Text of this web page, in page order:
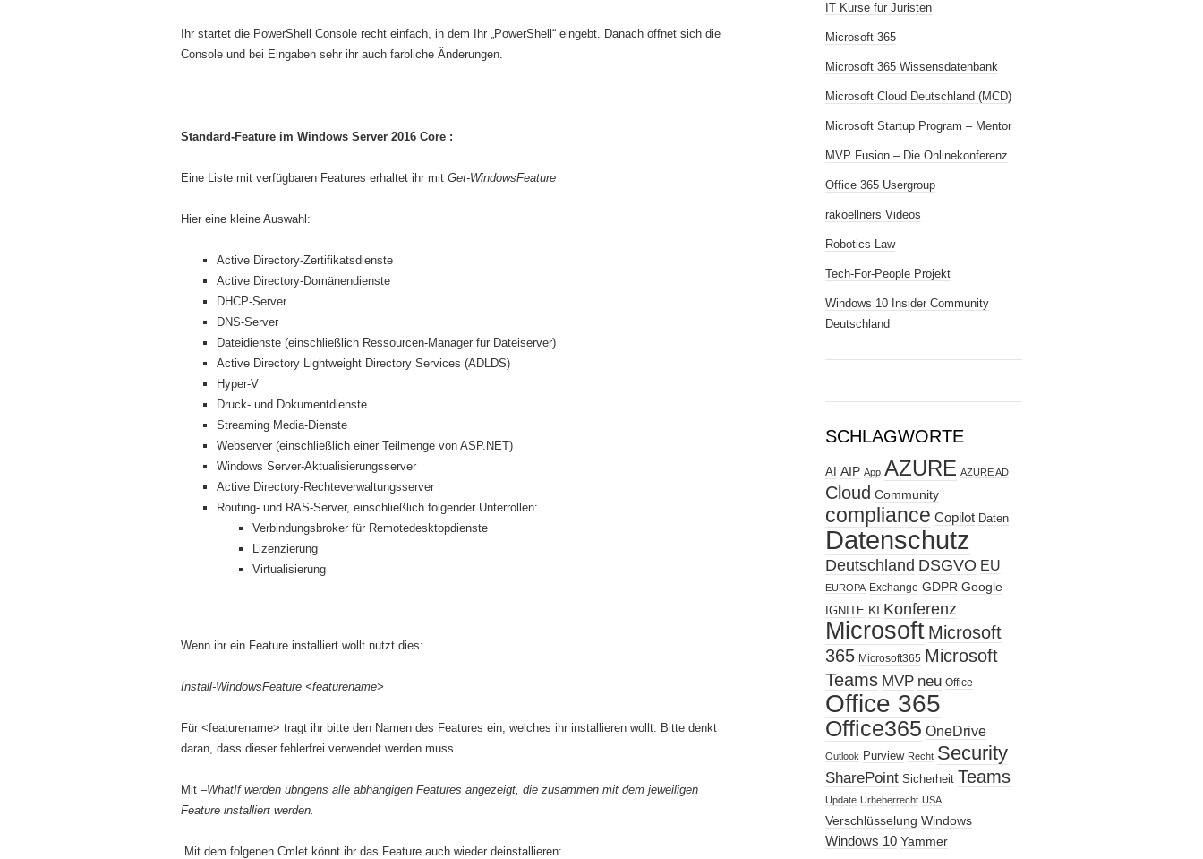
Ihr startet die PowerShell Console recht einfach, in dem Ihr „PowerShell“ eingebt. Danach öffnet sich die
Console und bei Eingaben sehr ihr auch farbliche Änderungen.
Standard-Feature im Windows Server 2016 Core :
Eine Liste mit verfügbaren Features erhaltet ihr mit Get-WindowsFeature
Hier eine kleine Auswahl:
Active Directory-Zertifikatsdienste
Active Directory-Domänendienste
DHCP-Server
DNS-Server
Dateidienste (einschließlich Ressourcen-Manager für Dateiserver)
Active Directory Lightweight Directory Services (ADLDS)
Hyper-V
Druck- und Dokumentdienste
Streaming Media-Dienste
Webserver (einschließlich einer Teilmenge von ASP.NET)
Windows Server-Aktualisierungsserver
Active Directory-Rechteverwaltungsserver
Routing- und RAS-Server, einschließlich folgender Unterrollen:
Verbindungsbroker für Remotedesktopdienste
Lizenzierung
Virtualisierung
Wenn ihr ein Feature installiert wollt nutzt dies:
Install-WindowsFeature <featurename>
Für <featurename> tragt ihr bitte den Namen des Features ein, welches ihr installieren wollt. Bitte denkt
daran, dass dieser fehlerfrei verwendet werden muss.
Mit –WhatIf werden übrigens alle abhängigen Features angezeigt, die zusammen mit dem jeweiligen
Feature installiert werden.
Mit dem folgenen Cmlet könnt ihr das Feature auch wieder deinstallieren:
IT Kurse für Juristen
Microsoft 365
Microsoft 365 Wissensdatenbank
Microsoft Cloud Deutschland (MCD)
Microsoft Startup Program – Mentor
MVP Fusion – Die Onlinekonferenz
Office 365 Usergroup
rakoellners Videos
Robotics Law
Tech-For-People Projekt
Windows 10 Insider Community
Deutschland
SCHLAGWORTE
AI AIP App AZURE AZURE AD
Cloud Community
compliance Copilot Daten
Datenschutz
Deutschland DSGVO EU
EUROPA Exchange GDPR Google
IGNITE KI Konferenz
Microsoft Microsoft
365 Microsoft365 Microsoft
Teams MVP neu Office
Office 365
Office365 OneDrive
Outlook Purview Recht Security
SharePoint Sicherheit Teams
Update Urheberrecht USA
Verschlüsselung Windows
Windows 10 Yammer